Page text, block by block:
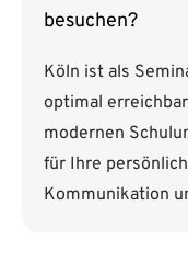
besuchen?
Köln ist als
optimal
modernen
für Ihre
Kommunikation